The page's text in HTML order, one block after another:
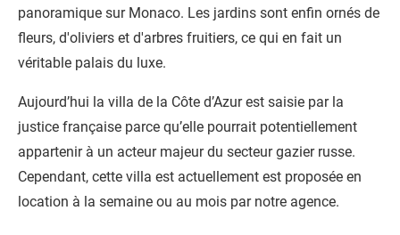
panoramique sur Monaco. Les jardins sont enfin ornés de
fleurs, d'oliviers et d'arbres fruitiers, ce qui en fait un
véritable palais du luxe.
Aujourd’hui la villa de la Côte d’Azur est saisie par la
justice française parce qu’elle pourrait potentiellement
appartenir à un acteur majeur du secteur gazier russe.
Cependant, cette villa est actuellement est proposée en
location à la semaine ou au mois par notre agence.